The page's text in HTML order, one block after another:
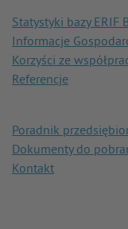
Statystyki bazy ERIF
Informacje
Korzyści ze
Referencje
Poradnik
Dokumenty do
Kontakt